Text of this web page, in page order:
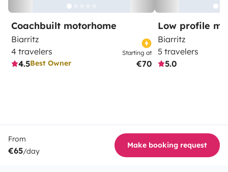
Coachbuilt motorhome
Biarritz
4 travelers
4.5Best Owner
Starting at
€70
Low profile
Biarritz
5 travelers
5.0
From
€65/day
Make booking request